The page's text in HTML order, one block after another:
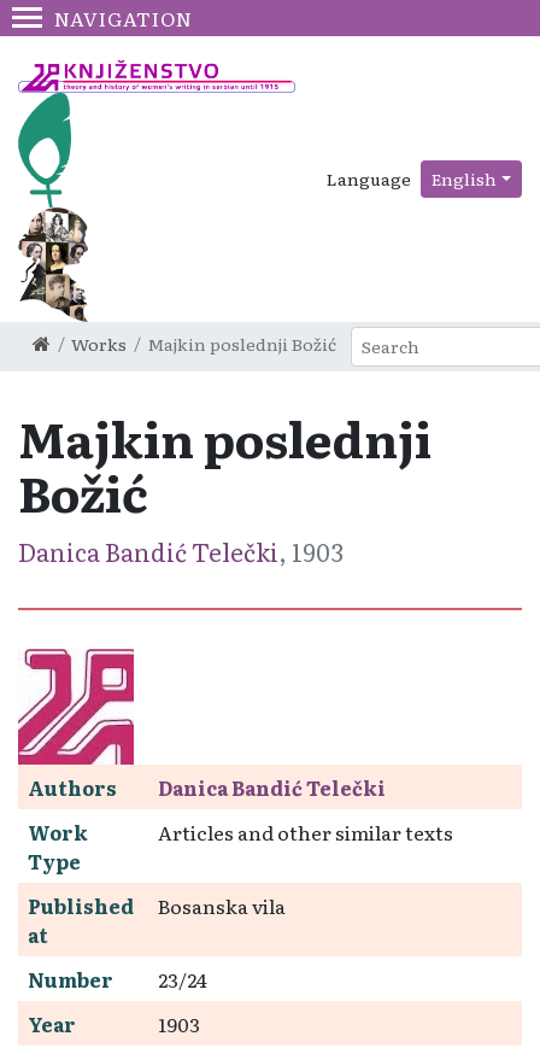
NAVIGATION
Language English
Works Majkin poslednji Božić
Majkin poslednji
Božić
Danica Bandić Telečki, 1903
Authors
Danica Bandić Telečki
Work
Type
Articles and other similar texts
Published
at
Bosanska vila
Number
23/24
Year
1903